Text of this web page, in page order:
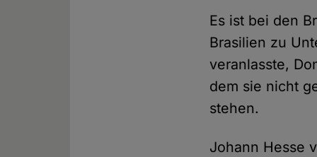
Es ist bei den
Brasilien zu
veranlasste,
dem sie nicht
stehen.
Johann Hesse